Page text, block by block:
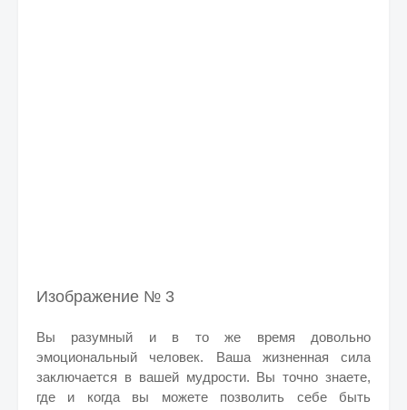
Изображение № 3
Вы разумный и в то же время довольно
эмоциональный человек. Ваша жизненная сила
заключается в вашей мудрости. Вы точно знаете,
где и когда вы можете позволить себе быть